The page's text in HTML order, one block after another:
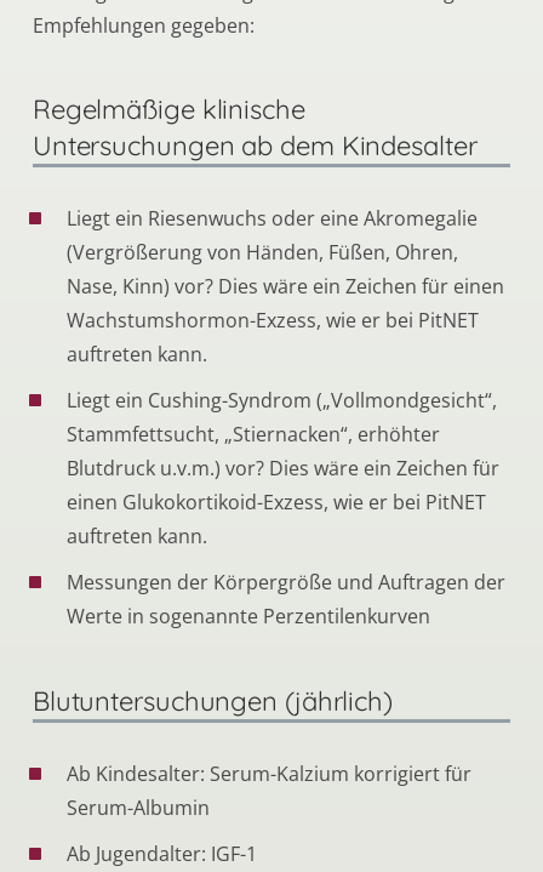
Empfehlungen gegeben:
Regelmäßige klinische
Untersuchungen ab dem Kindesalter
Liegt ein Riesenwuchs oder eine Akromegalie
(Vergrößerung von Händen, Füßen, Ohren,
Nase, Kinn) vor? Dies wäre ein Zeichen für einen
Wachstumshormon-Exzess, wie er bei PitNET
auftreten kann.
Liegt ein Cushing-Syndrom („Vollmondgesicht“,
Stammfettsucht, „Stiernacken“, erhöhter
Blutdruck u.v.m.) vor? Dies wäre ein Zeichen für
einen Glukokortikoid-Exzess, wie er bei PitNET
auftreten kann.
Messungen der Körpergröße und Auftragen der
Werte in sogenannte Perzentilenkurven
Blutuntersuchungen (jährlich)
Ab Kindesalter: Serum-Kalzium korrigiert für
Serum-Albumin
Ab Jugendalter: IGF-1